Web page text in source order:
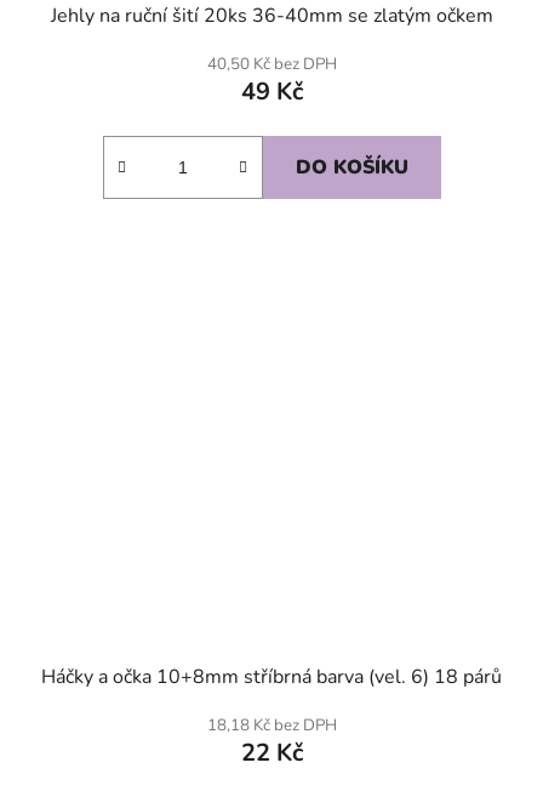
Jehly na ruční šití 20ks 36-40mm se zlatým očkem
40,50 Kč bez DPH
49 Kč
DO KOŠÍKU
Háčky a očka 10+8mm stříbrná barva (vel. 6) 18 párů
18,18 Kč bez DPH
22 Kč